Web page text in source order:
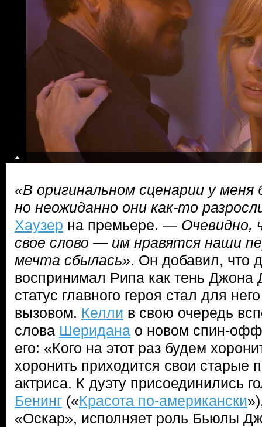
«В оригинальном сценарии у меня
но неожиданно они как-то
Хаузер на премьере. — Очевидно,
свое слово — им нравятся наши
мечта сбылась». Он добавил, что
воспринимал Рипа как тень Джона
статус главного героя стал для
вызовом. Келли в свою очередь
слова Шеридана о новом спин-
его: «Кого на этот раз будем
хоронить приходится свои старые
актриса. К дуэту присоединились
Бенинг («Красота по-американски
«Оскар», исполняет роль Бьюлы